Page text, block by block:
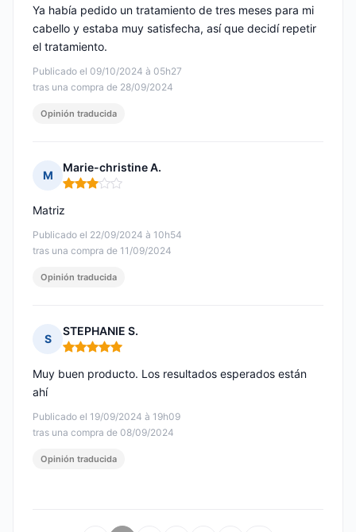
Publicado el 09/10/2024 à 05h27
tras una compra de 28/09/2024
Ya había pedido un tratamiento de tres meses para mi
cabello y estaba muy satisfecha, así que decidí repetir
el tratamiento.
Opinión traducida
M
Marie-christine A.
Nota: 3 de 5
Publicado el 22/09/2024 à 10h54
tras una compra de 11/09/2024
Matriz
Opinión traducida
S
STEPHANIE S.
Nota: 5 de 5
Publicado el 19/09/2024 à 19h09
tras una compra de 08/09/2024
Muy buen producto. Los resultados esperados están
ahí
Opinión traducida